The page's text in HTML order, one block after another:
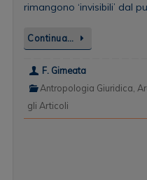
rimangono ‘invisibili’ dal
Continua…
F. Girneata
Antropologia Giuridica,
gli Articoli